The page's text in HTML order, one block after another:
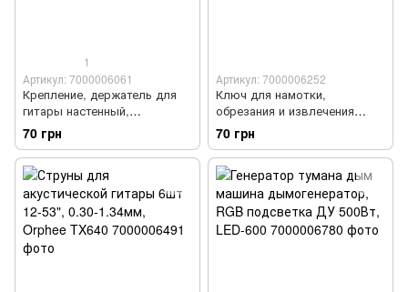
1
Артикул: 7000006061
Крепление, держатель для
гитары настенный,
регулируемый
70 грн
Артикул: 7000006252
Ключ для намотки,
обрезания и извлечения
гитарных струн, 3в1
70 грн